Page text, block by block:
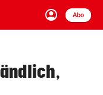
account_circle
Anmelden
Abo
close Schließen